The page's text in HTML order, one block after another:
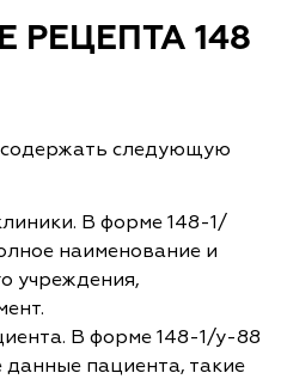
148
следующую
В форме 148-1/
наименование и
учреждения,
В форме 148-1/у-88
данные пациента, такие